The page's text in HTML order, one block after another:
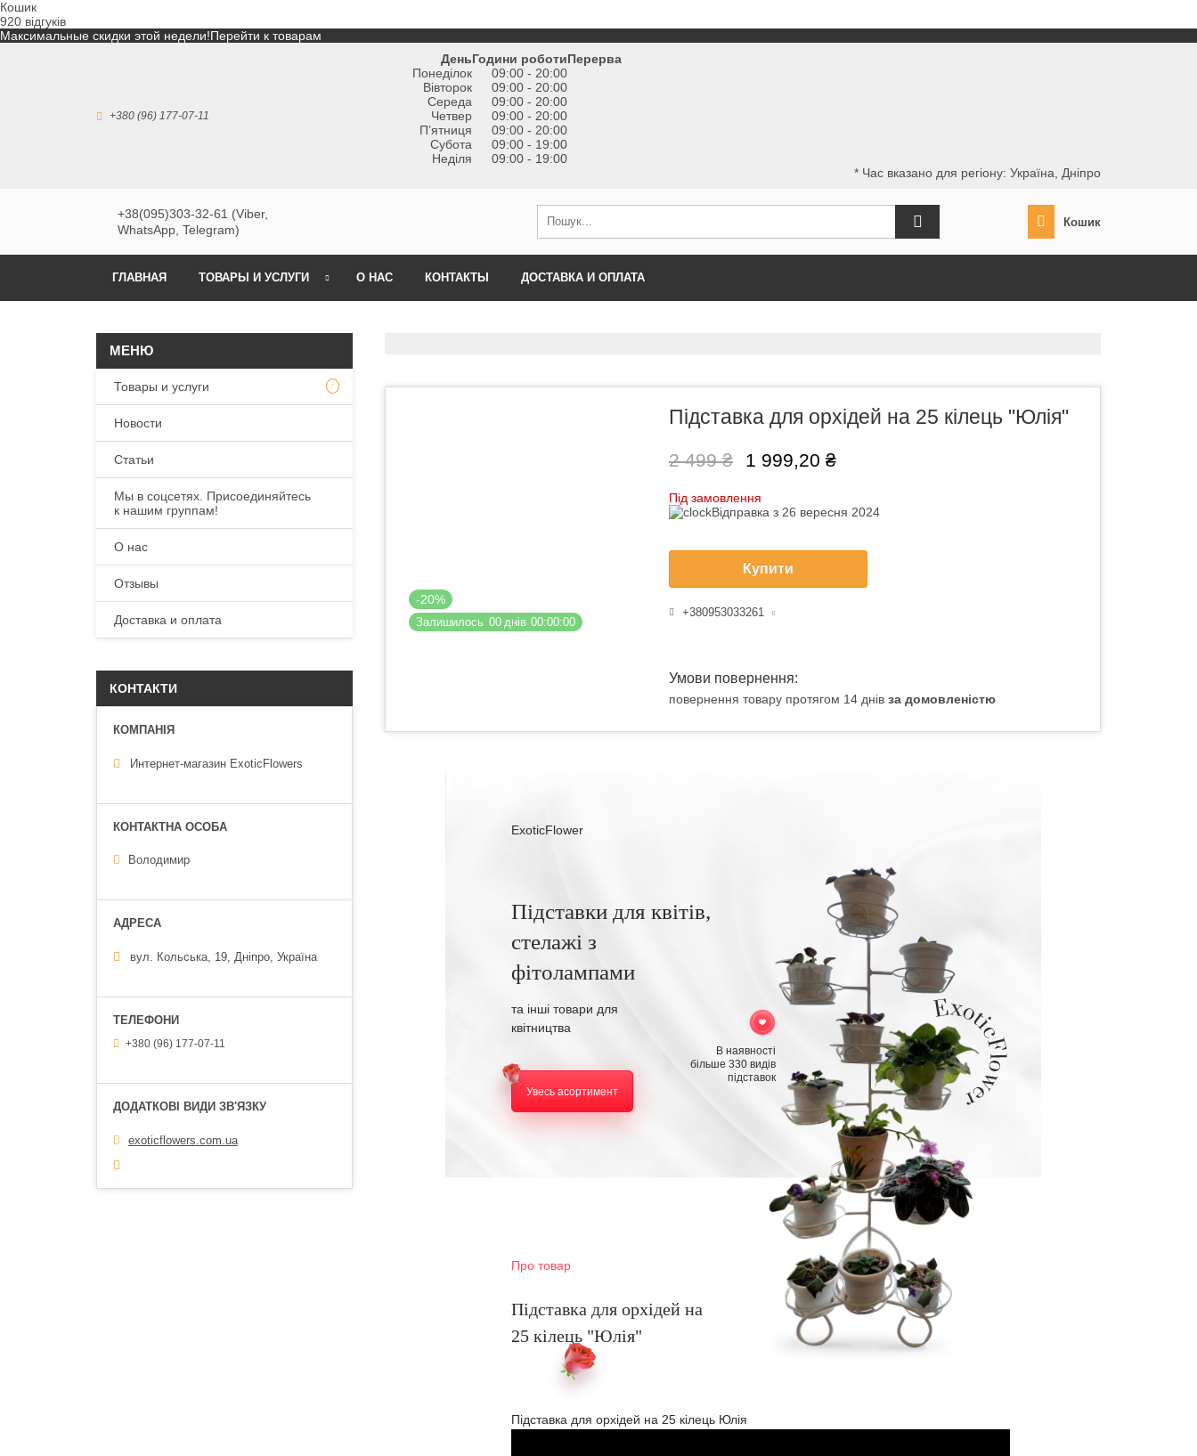
Кошик
920 відгуків
Максимальные скидки этой недели!Перейти к товарам
+380 (96) 177-07-11
ДеньГодини роботиПерерва
Понеділок
09:00 - 20:00
Вівторок
09:00 - 20:00
Середа
09:00 - 20:00
Четвер
09:00 - 20:00
Пʼятниця
09:00 - 20:00
Субота
09:00 - 19:00
Неділя
09:00 - 19:00
* Час вказано для регіону: Україна, Дніпро
+38(095)303-32-61 (Viber,
WhatsApp, Telegram)
Кошик
ГЛАВНАЯ ТОВАРЫ И УСЛУГИ О НАС КОНТАКТЫ ДОСТАВКА И ОПЛАТА
-20%
Залишилось 00 днів 00 00 00
Підставка для орхідей на 25 кілець "Юлія"
2 499 ₴ 1 999,20 ₴
Під замовлення
Відправка з 26 вересня 2024
Купити
+380953033261
повернення товару протягом 14 днів за домовленістю
ExoticFlower
Підставки для квітів,
стелажі з
фітолампами
та інші товари для
квітництва
Увесь асортимент
В наявності
більше 330 видів
підставок
Про товар
Підставка для орхідей на
25 кілець "Юлія"
Підставка для орхідей на 25 кілець Юлія
Товары и услуги
Новости
Статьи
Мы в соцсетях. Присоединяйтесь
к нашим группам!
О нас
Отзывы
Доставка и оплата
КОНТАКТИ
Интернет-магазин ExoticFlowers
Володимир
вул. Кольська, 19, Дніпро, Україна
+380 (96) 177-07-11
exoticflowers.com.ua